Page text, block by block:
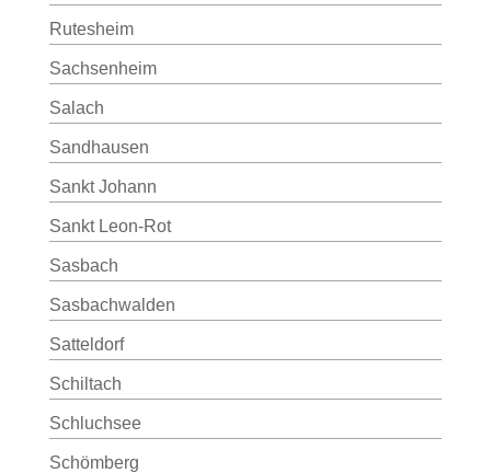
Rutesheim
Sachsenheim
Salach
Sandhausen
Sankt Johann
Sankt Leon-Rot
Sasbach
Sasbachwalden
Satteldorf
Schiltach
Schluchsee
Schömberg